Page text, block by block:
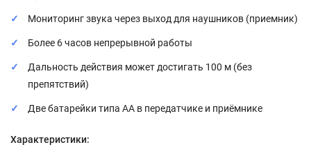
Мониторинг звука через выход для наушников (приемник)
Более 6 часов непрерывной работы
Дальность действия может достигать 100 м (без
препятствий)
Две батарейки типа АА в передатчике и приёмнике
Характеристики: